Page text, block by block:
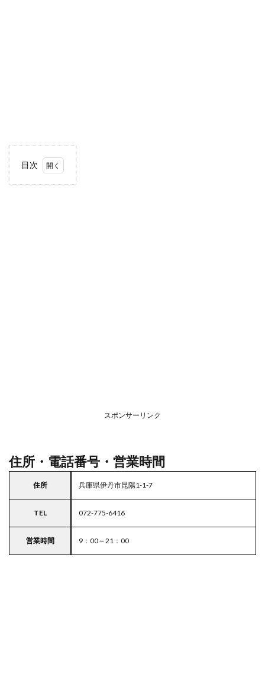
目次
スポンサーリンク
住所・電話番号・営業時間
住所 兵庫県伊丹市昆陽1-1-7
TEL 072-775-6416
営業時間 9：00～21：00